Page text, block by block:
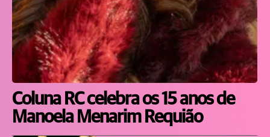
Coluna RC celebra os 15 anos de
Manoela Menarim Requião